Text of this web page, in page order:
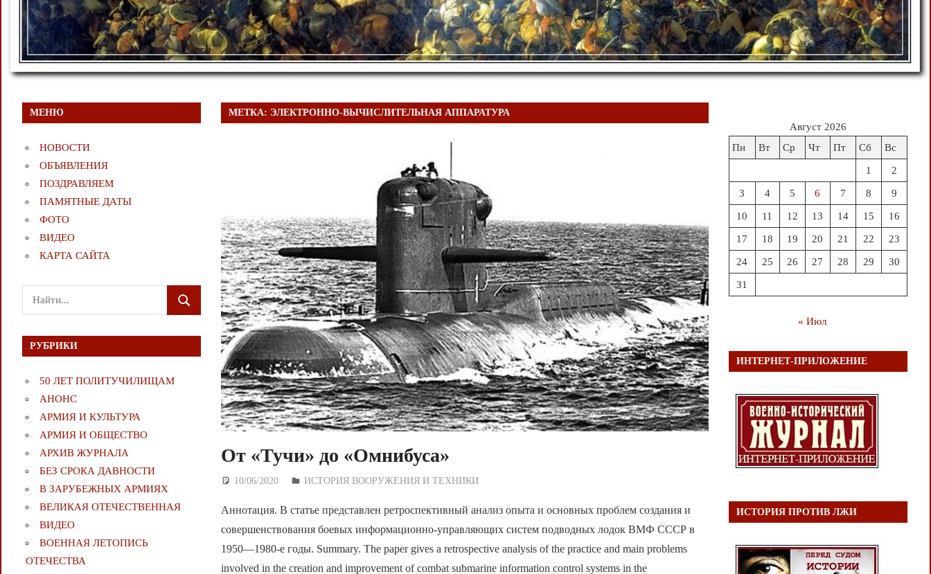
МЕТКА: ЭЛЕКТРОННО-ВЫЧИСЛИТЕЛЬНАЯ АППАРАТУРА
От «Тучи» до «Омнибуса»
10/06/2020 Дежурный по Редакции
ИСТОРИЯ ВООРУЖЕНИЯ И ТЕХНИКИ
Аннотация. В статье представлен ретроспективный анализ опыта и основных проблем создания и
совершенствования боевых информационно-управляющих систем подводных лодок ВМФ СССР в
1950—1980-е годы. Summary. The paper gives a retrospective analysis of the practice and main problems
involved in the creation and improvement of combat submarine information control systems in the
МЕНЮ
НОВОСТИ
ОБЪЯВЛЕНИЯ
ПОЗДРАВЛЯЕМ
ПАМЯТНЫЕ ДАТЫ
ФОТО
ВИДЕО
КАРТА САЙТА
Поиск
для:
ПОИСК
РУБРИКИ
50 ЛЕТ ПОЛИТУЧИЛИЩАМ
АНОНС
АРМИЯ И КУЛЬТУРА
АРМИЯ И ОБЩЕСТВО
АРХИВ ЖУРНАЛА
БЕЗ СРОКА ДАВНОСТИ
В ЗАРУБЕЖНЫХ АРМИЯХ
ВЕЛИКАЯ ОТЕЧЕСТВЕННАЯ
ВИДЕО
ВОЕННАЯ ЛЕТОПИСЬ
ОТЕЧЕСТВА
Август 2026
Пн
Вт Ср Чт Пт Сб Вс
1 2
3 4 5 6 7 8 9
10 11 12 13 14 15 16
17 18 19 20 21 22 23
24 25 26 27 28 29 30
31
« Июл
ИНТЕРНЕТ-ПРИЛОЖЕНИЕ
ИСТОРИЯ ПРОТИВ ЛЖИ